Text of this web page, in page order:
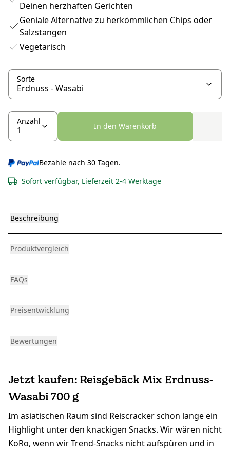
Deinen herzhaften Gerichten
Geniale Alternative zu herkömmlichen Chips oder
Salzstangen
Vegetarisch
Sorte
Anzahl
In den Warenkorb
Bezahle nach 30 Tagen.
Sofort verfügbar, Lieferzeit 2-4 Werktage
Beschreibung
Produktvergleich
FAQs
Preisentwicklung
Bewertungen
Jetzt kaufen: Reisgebäck Mix Erdnuss-
Wasabi 700 g
Im asiatischen Raum sind Reiscracker schon lange ein
Highlight unter den knackigen Snacks. Wir wären nicht
KoRo, wenn wir Trend-Snacks nicht aufspüren und in